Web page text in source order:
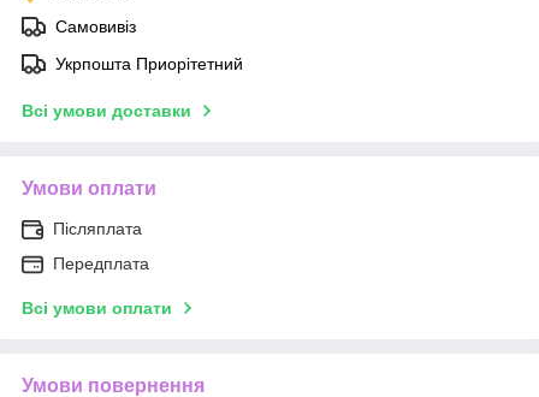
Самовивіз
Укрпошта Приорітетний
Всі умови доставки
Умови оплати
Післяплата
Передплата
Всі умови оплати
Умови повернення